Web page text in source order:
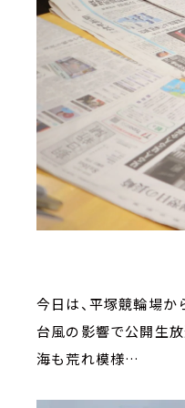
今日は、平塚競輪場か
台風の影響で公開生
海も荒れ模様…